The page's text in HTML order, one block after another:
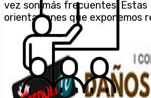
vez son más frecuentes. Estas
orientaciones que exponemos